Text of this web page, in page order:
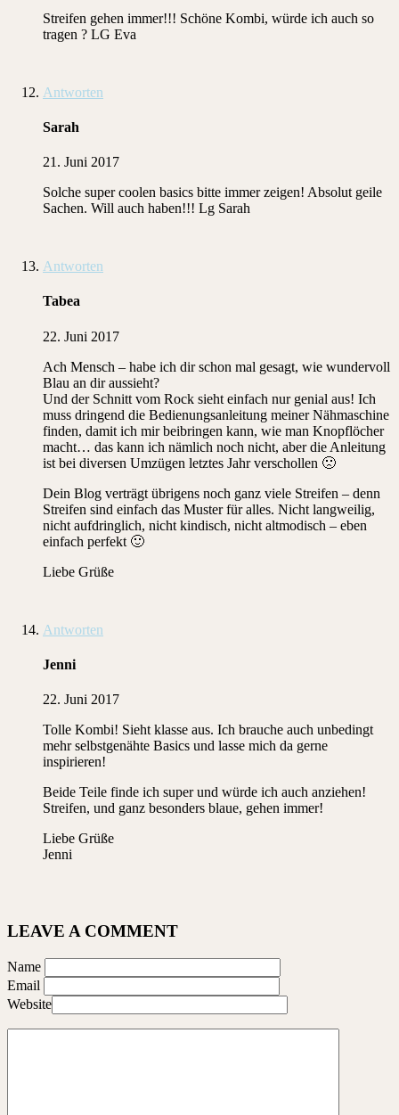
Streifen gehen immer!!! Schöne Kombi, würde ich auch so
tragen ? LG Eva
Antworten
Sarah
21. Juni 2017
Solche super coolen basics bitte immer zeigen! Absolut geile
Sachen. Will auch haben!!! Lg Sarah
Antworten
Tabea
22. Juni 2017
Ach Mensch – habe ich dir schon mal gesagt, wie wundervoll
Blau an dir aussieht?
Und der Schnitt vom Rock sieht einfach nur genial aus! Ich
muss dringend die Bedienungsanleitung meiner Nähmaschine
finden, damit ich mir beibringen kann, wie man Knopflöcher
macht… das kann ich nämlich noch nicht, aber die Anleitung
ist bei diversen Umzügen letztes Jahr verschollen 🙁
Dein Blog verträgt übrigens noch ganz viele Streifen – denn
Streifen sind einfach das Muster für alles. Nicht langweilig,
nicht aufdringlich, nicht kindisch, nicht altmodisch – eben
einfach perfekt 🙂
Liebe Grüße
Antworten
Jenni
22. Juni 2017
Tolle Kombi! Sieht klasse aus. Ich brauche auch unbedingt
mehr selbstgenähte Basics und lasse mich da gerne
inspirieren!
Beide Teile finde ich super und würde ich auch anziehen!
Streifen, und ganz besonders blaue, gehen immer!
Liebe Grüße
Jenni
LEAVE A COMMENT
Name
Email
Website